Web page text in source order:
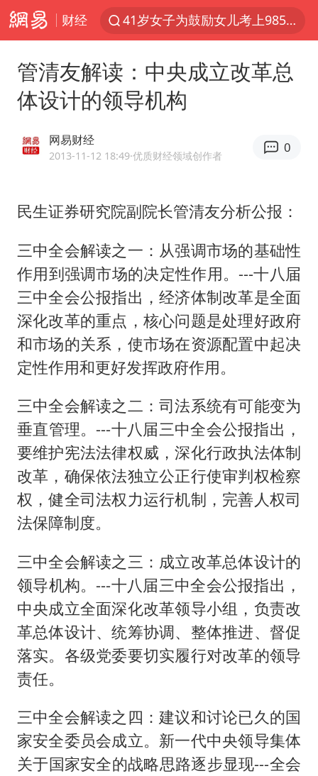
财经
41岁女子为鼓励女儿考上985研究生
陕西柞水突发泥石流致1死2失联
“事业单位招聘不是人情买卖”
南大数院院长疑辞职信里写不想干了
闪电劈中电线炸出一条火花
李亚鹏向地铁吐血女孩捐99999元
李嫣近照曝光
新华社权威快报|我国编制完成新版全月地质图
中国经济展现强大韧性和活力
管清友解读：中央成立改革总
体设计的领导机构
网易财经
2013-11-12 18:49·优质财经领域创作者
0
民生证券研究院副院长管清友分析公报：
三中全会解读之一：从强调市场的基础性
作用到强调市场的决定性作用。---十八届
三中全会公报指出，经济体制改革是全面
深化改革的重点，核心问题是处理好政府
和市场的关系，使市场在资源配置中起决
定性作用和更好发挥政府作用。
三中全会解读之二：司法系统有可能变为
垂直管理。---十八届三中全会公报指出，
要维护宪法法律权威，深化行政执法体制
改革，确保依法独立公正行使审判权检察
权，健全司法权力运行机制，完善人权司
法保障制度。
三中全会解读之三：成立改革总体设计的
领导机构。---十八届三中全会公报指出，
中央成立全面深化改革领导小组，负责改
革总体设计、统筹协调、整体推进、督促
落实。各级党委要切实履行对改革的领导
责任。
三中全会解读之四：建议和讨论已久的国
家安全委员会成立。新一代中央领导集体
关于国家安全的战略思路逐步显现---全会